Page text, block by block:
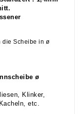
die Scheibe in ø
ø
Klinker,
etc.